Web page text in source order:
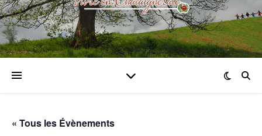
« Tous les Évènements